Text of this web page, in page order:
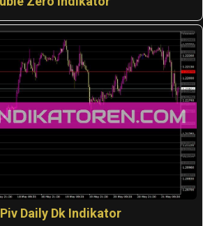
Daily Dk Indikator